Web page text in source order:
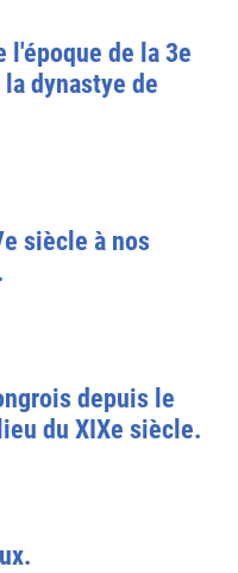
l'époque de la 3e
dynastye de
siècle à nos
depuis le
du XIXe siècle.